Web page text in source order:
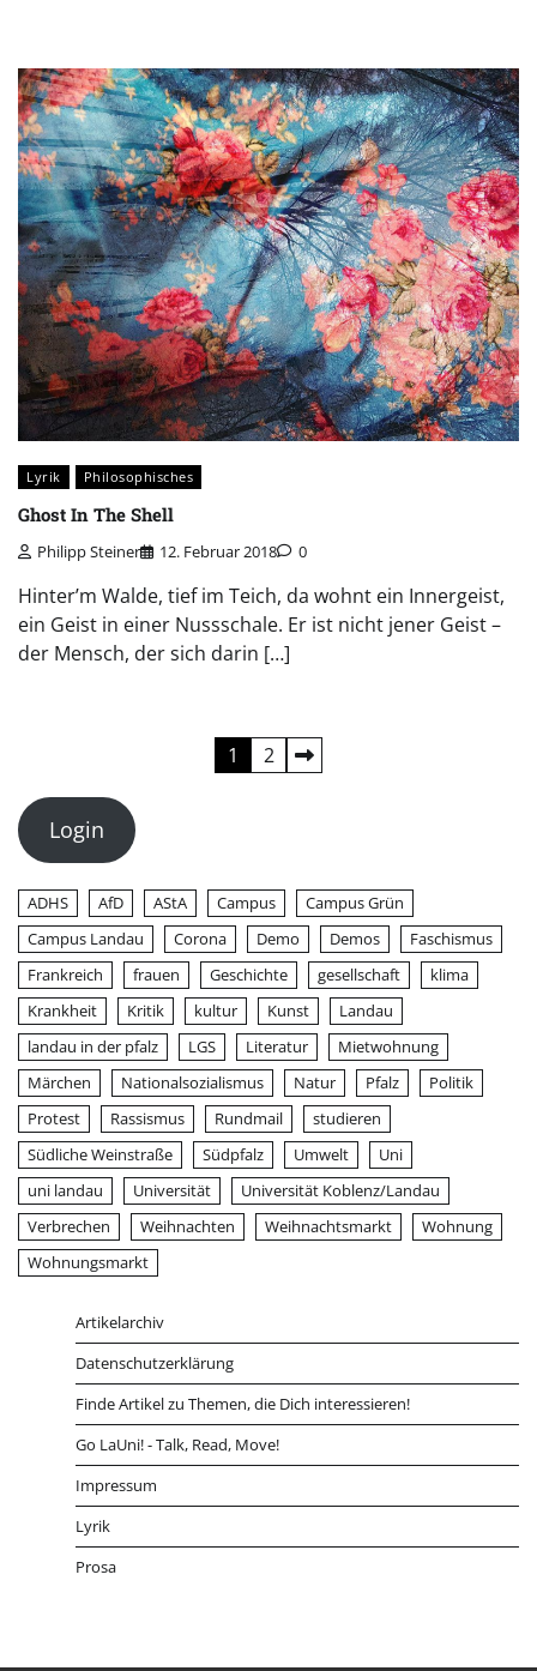
Lyrik Philosophisches
Ghost In The Shell
Philipp Steiner 12. Februar 2018 0
Hinter’m Walde, tief im Teich, da wohnt ein Innergeist,
ein Geist in einer Nussschale. Er ist nicht jener Geist –
der Mensch, der sich darin […]
Seitennummerierung
der
Beiträge
1 2
Login
ADHS AfD AStA Campus
Campus Grün
Campus Landau
Corona Demo Demos
Faschismus
Frankreich
frauen Geschichte gesellschaft
klima
Krankheit
Kritik kultur Kunst
Landau
landau in der pfalz
LGS Literatur
Mietwohnung
Märchen
Nationalsozialismus Natur Pfalz
Politik
Protest
Rassismus Rundmail
studieren
Südliche Weinstraße
Südpfalz Umwelt
Uni
uni landau
Universität
Universität Koblenz/Landau
Verbrechen
Weihnachten Weihnachtsmarkt
Wohnung
Wohnungsmarkt
Artikelarchiv
Datenschutzerklärung
Finde Artikel zu Themen, die Dich interessieren!
Go LaUni! - Talk, Read, Move!
Impressum
Lyrik
Prosa